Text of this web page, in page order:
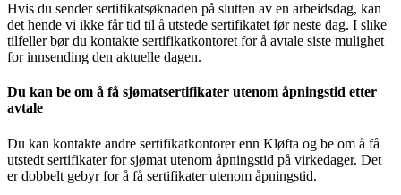
Hvis du sender sertifikatsøknaden på slutten av en arbeidsdag, kan
det hende vi ikke får tid til å utstede sertifikatet før neste dag. I slike
tilfeller bør du kontakte sertifikatkontoret for å avtale siste mulighet
for innsending den aktuelle dagen.
Du kan be om å få sjømatsertifikater utenom åpningstid etter
avtale
Du kan kontakte andre sertifikatkontorer enn Kløfta og be om å få
utstedt sertifikater for sjømat utenom åpningstid på virkedager. Det
er dobbelt gebyr for å få sertifikater utenom åpningstid.